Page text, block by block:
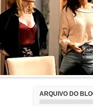
ARQUIVO DO